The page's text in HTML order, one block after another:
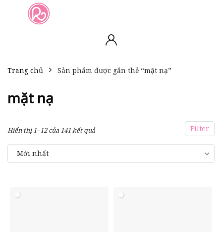
Trang chủ Sản phẩm được gắn thẻ “mặt nạ”
mặt nạ
Filter
Hiển thị 1–12 của 141 kết quả
Mới nhất